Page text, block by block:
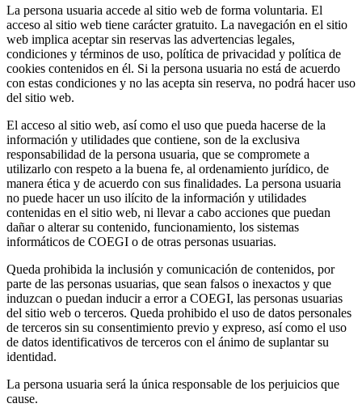
La persona usuaria accede al sitio web de forma voluntaria. El
acceso al sitio web tiene carácter gratuito. La navegación en el sitio
web implica aceptar sin reservas las advertencias legales,
condiciones y términos de uso, política de privacidad y política de
cookies contenidos en él. Si la persona usuaria no está de acuerdo
con estas condiciones y no las acepta sin reserva, no podrá hacer uso
del sitio web.
El acceso al sitio web, así como el uso que pueda hacerse de la
información y utilidades que contiene, son de la exclusiva
responsabilidad de la persona usuaria, que se compromete a
utilizarlo con respeto a la buena fe, al ordenamiento jurídico, de
manera ética y de acuerdo con sus finalidades. La persona usuaria
no puede hacer un uso ilícito de la información y utilidades
contenidas en el sitio web, ni llevar a cabo acciones que puedan
dañar o alterar su contenido, funcionamiento, los sistemas
informáticos de COEGI o de otras personas usuarias.
Queda prohibida la inclusión y comunicación de contenidos, por
parte de las personas usuarias, que sean falsos o inexactos y que
induzcan o puedan inducir a error a COEGI, las personas usuarias
del sitio web o terceros. Queda prohibido el uso de datos personales
de terceros sin su consentimiento previo y expreso, así como el uso
de datos identificativos de terceros con el ánimo de suplantar su
identidad.
La persona usuaria será la única responsable de los perjuicios que
cause.